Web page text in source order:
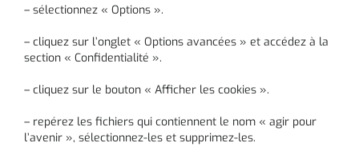
– sélectionnez « Options ».
– cliquez sur l’onglet « Options avancées » et accédez à la
section « Confidentialité ».
– cliquez sur le bouton « Afficher les cookies ».
– repérez les fichiers qui contiennent le nom « agir pour
l’avenir », sélectionnez-les et supprimez-les.